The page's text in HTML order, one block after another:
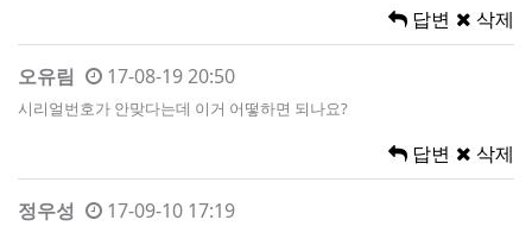
답변 삭제
오유림 17-08-19 20:50
시리얼번호가 안맞다는데 이거 어떻하면 되나요?
답변 삭제
정우성 17-09-10 17:19